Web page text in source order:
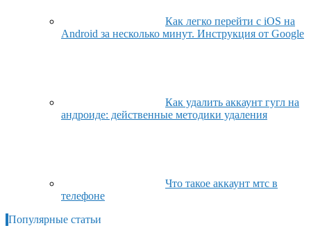
Как легко перейти с iOS на
Android за несколько минут. Инструкция от Google
Как удалить аккаунт гугл на
андроиде: действенные методики удаления
Что такое аккаунт мтс в
телефоне
Популярные статьи